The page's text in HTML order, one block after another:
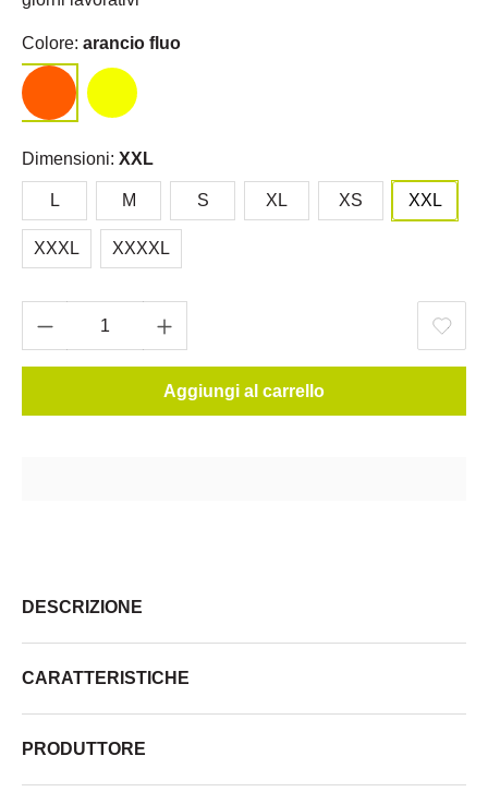
Colore: arancio fluo
Dimensioni: XXL
L M S XL XS XXL
XXXL XXXXL
Aggiungi al carrello
DESCRIZIONE
CARATTERISTICHE
PRODUTTORE